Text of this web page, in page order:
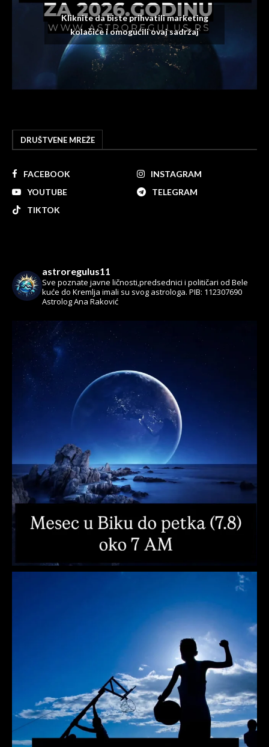
Kliknite da biste prihvatili marketing
kolačiće i omogućili ovaj sadržaj
DRUŠTVENE MREŽE
FACEBOOK
INSTAGRAM
YOUTUBE
TELEGRAM
TIKTOK
astroregulus11
Sve poznate javne ličnosti,predsednici i političari od Bele
kuće do Kremlja imali su svog astrologa. PIB: 112307690
Astrolog Ana Raković